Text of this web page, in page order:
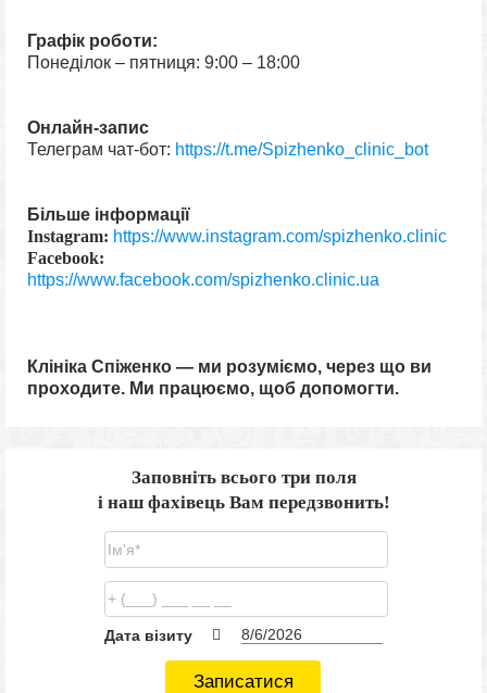
Графік роботи:
Понеділок – пятниця: 9:00 – 18:00
Онлайн-запис
Телеграм чат-бот: https://t.me/Spizhenko_clinic_bot
Більше інформації
Instagram: https://www.instagram.com/spizhenko.clinic
Facebook:
https://www.facebook.com/spizhenko.clinic.ua
Клініка Спіженко — ми розуміємо, через що ви
проходите. Ми працюємо, щоб допомогти.
Заповніть всього три поля
і наш фахівець Вам передзвонить!
Дата візиту
Записатися